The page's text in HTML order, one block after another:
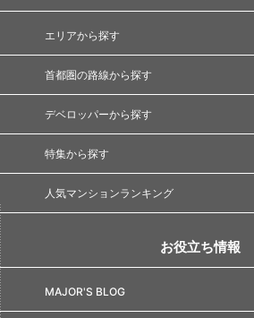
エリアから探す
首都圏の路線から探す
デベロッパーから探す
特集から探す
人気マンションランキング
お役立ち情報
MAJOR'S BLOG